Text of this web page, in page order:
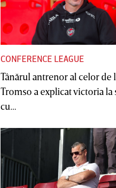
CONFERENCE LEAGUE
Tânărul antrenor al celor de
Tromso a explicat victoria la
cu...